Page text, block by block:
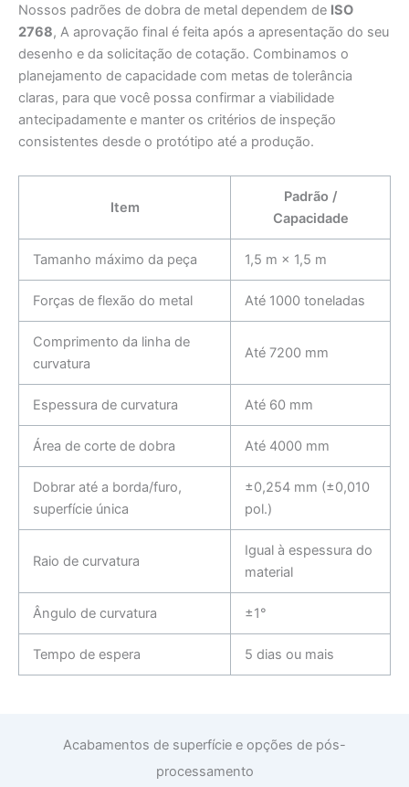
Nossos padrões de dobra de metal dependem de ISO
2768, A aprovação final é feita após a apresentação do seu
desenho e da solicitação de cotação. Combinamos o
planejamento de capacidade com metas de tolerância
claras, para que você possa confirmar a viabilidade
antecipadamente e manter os critérios de inspeção
consistentes desde o protótipo até a produção.
Item
Padrão /
Capacidade
Tamanho máximo da peça 1,5 m × 1,5 m
Forças de flexão do metal Até 1000 toneladas
Comprimento da linha de
curvatura
Até 7200 mm
Espessura de curvatura Até 60 mm
Área de corte de dobra Até 4000 mm
Dobrar até a borda/furo,
superfície única
±0,254 mm (±0,010
pol.)
Raio de curvatura
Igual à espessura do
material
Ângulo de curvatura ±1°
Tempo de espera 5 dias ou mais
Acabamentos de superfície e opções de pós-
processamento